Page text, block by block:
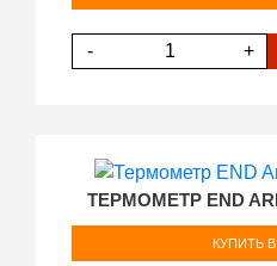
- +
ТЕРМОМЕТР END
КУПИТЬ В